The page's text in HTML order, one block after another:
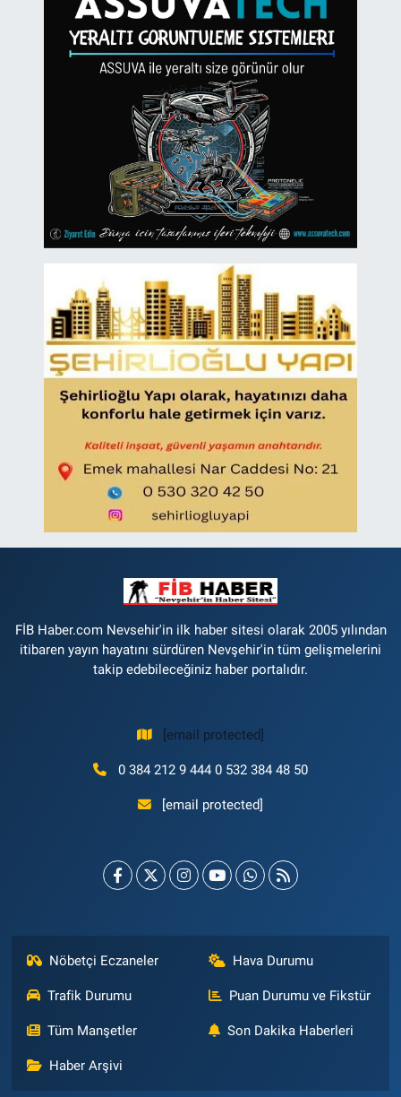
FİB Haber.com Nevsehir'in ilk haber sitesi olarak 2005 yılından
itibaren yayın hayatını sürdüren Nevşehir'in tüm gelişmelerini
takip edebileceğiniz haber portalıdır.
[email protected]
0 384 212 9 444 0 532 384 48 50
[email protected]
Nöbetçi Eczaneler Hava Durumu
Trafik Durumu Puan Durumu ve Fikstür
Tüm Manşetler Son Dakika Haberleri
Haber Arşivi